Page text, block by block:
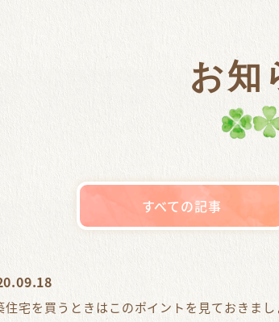
お知
すべての記事
住宅を買うときはこのポイントを見ておきまし